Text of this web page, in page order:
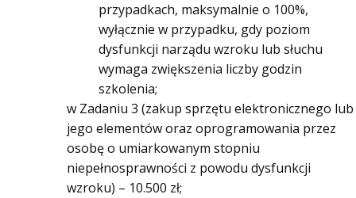
przypadkach, maksymalnie o 100%,
wyłącznie w przypadku, gdy poziom
dysfunkcji narządu wzroku lub słuchu
wymaga zwiększenia liczby godzin
szkolenia;
w Zadaniu 3 (zakup sprzętu elektronicznego lub
jego elementów oraz oprogramowania przez
osobę o umiarkowanym stopniu
niepełnosprawności z powodu dysfunkcji
wzroku) – 10.500 zł;